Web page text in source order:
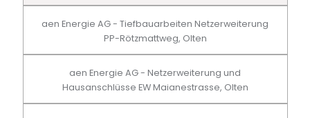
aen Energie AG - Tiefbauarbeiten Netzerweiterung
PP-Rötzmattweg, Olten
aen Energie AG - Netzerweiterung und
Hausanschlüsse EW Maianestrasse, Olten